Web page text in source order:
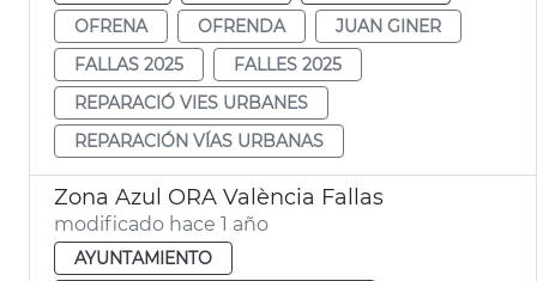
OFRENA
OFRENDA
JUAN GINER
FALLAS 2025
FALLES 2025
REPARACIÓ VIES URBANES
REPARACIÓN VÍAS URBANAS
Zona Azul ORA València Fallas
modificado hace 1 año
AYUNTAMIENTO